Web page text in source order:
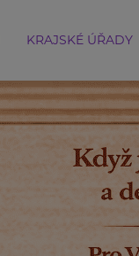
KRAJSKÉ ÚŘADY